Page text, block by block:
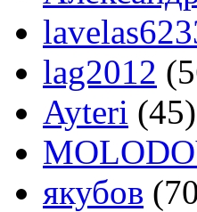
lag2012
Ayteri (45)
якубов